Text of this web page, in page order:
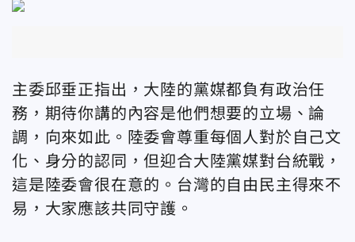
主委邱垂正指出，大陸的黨媒都負有政治任
務，期待你講的內容是他們想要的立場、論
調，向來如此。陸委會尊重每個人對於自己文
化、身分的認同，但迎合大陸黨媒對台統戰，
這是陸委會很在意的。台灣的自由民主得來不
易，大家應該共同守護。